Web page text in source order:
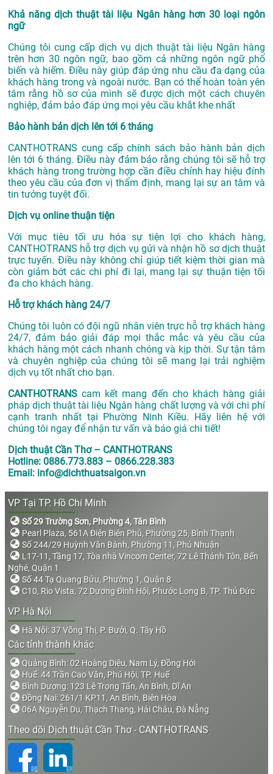
Khả năng dịch thuật tài liệu Ngân hàng hơn 30 loại ngôn
ngữ
Chúng tôi cung cấp dịch vụ dịch thuật tài liệu Ngân hàng
trên hơn 30 ngôn ngữ, bao gồm cả những ngôn ngữ phổ
biến và hiếm. Điều này giúp đáp ứng nhu cầu đa dạng của
khách hàng trong và ngoài nước. Bạn có thể hoàn toàn yên
tâm rằng hồ sơ của mình sẽ được dịch một cách chuyên
nghiệp, đảm bảo đáp ứng mọi yêu cầu khắt khe nhất
Bảo hành bản dịch lên tới 6 tháng
CANTHOTRANS cung cấp chính sách bảo hành bản dịch
lên tới 6 tháng. Điều này đảm bảo rằng chúng tôi sẽ hỗ trợ
khách hàng trong trường hợp cần điều chỉnh hay hiệu đính
theo yêu cầu của đơn vị thẩm định, mang lại sự an tâm và
tin tưởng tuyệt đối.
Dịch vụ online thuận tiện
Với mục tiêu tối ưu hóa sự tiện lợi cho khách hàng,
CANTHOTRANS hỗ trợ dịch vụ gửi và nhận hồ sơ dịch thuật
trực tuyến. Điều này không chỉ giúp tiết kiệm thời gian mà
còn giảm bớt các chi phí đi lại, mang lại sự thuận tiện tối
đa cho khách hàng.
Hỗ trợ khách hàng 24/7
Chúng tôi luôn có đội ngũ nhân viên trực hỗ trợ khách hàng
24/7, đảm bảo giải đáp mọi thắc mắc và yêu cầu của
khách hàng một cách nhanh chóng và kịp thời. Sự tận tâm
và chuyên nghiệp của chúng tôi sẽ mang lại trải nghiệm
dịch vụ tốt nhất cho bạn.
CANTHOTRANS cam kết mang đến cho khách hàng giải
pháp dịch thuật tài liệu Ngân hàng chất lượng và với chi phí
cạnh tranh nhất tại Phường Ninh Kiều. Hãy liên hệ với
chúng tôi ngay để nhận tư vấn và báo giá chi tiết!
Dịch thuật Cần Thơ – CANTHOTRANS
Hotline: 0886.773.883 – 0866.228.383
Email: info@dichthuatsaigon.vn
VP Tại TP. Hồ Chí Minh
Số 29 Trường Sơn, Phường 4, Tân Bình
Pearl Plaza, 561A Điện Biên Phủ, Phường 25, Bình Thạnh
Số 244/29 Huỳnh Văn Bánh, Phường 11, Phú Nhuận
L17-11, Tầng 17, Tòa nhà Vincom Center, 72 Lê Thánh Tôn, Bến
Nghé, Quận 1
Số 44 Tạ Quang Bửu, Phường 1, Quận 8
C10, Rio Vista, 72 Dương Đình Hội, Phước Long B, TP. Thủ Đức
VP Hà Nội
Hà Nội: 37 Võng Thị, P. Bưởi, Q. Tây Hồ
Các tỉnh thành khác
Quảng Bình: 02 Hoàng Diệu, Nam Lý, Đồng Hới
Huế: 44 Trần Cao Vân, Phú Hội, TP. Huế
Bình Dương: 123 Lê Trọng Tấn, An Bình, Dĩ An
Đồng Nai: 261/1 KP11, An Bình, Biên Hòa
06A Nguyễn Du, Thạch Thang, Hải Châu, Đà Nẵng
Theo dõi Dịch thuật Cần Thơ - CANTHOTRANS